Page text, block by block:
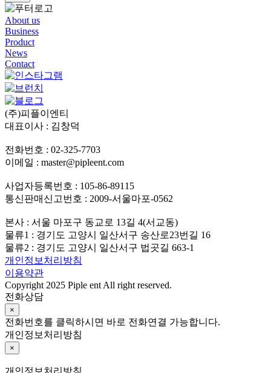
About us
Business
Product
News
Contact
(주)피플이엔티
대표이사 : 김창덕
전화번호 : 02-325-7703
이메일 : master@pipleent.com
사업자등록번호 : 105-86-89115
통신판매신고번호 : 2009-서울마포-0562
본사 : 서울 마포구 동교로 13길 4(서교동)
물류1 : 경기도 고양시 일산서구 송산로23번길 16
물류2 : 경기도 고양시 일산서구 법곳길 663-1
개인정보처리방침
이용약관
Copyright 2025 Piple ent All right reserved.
전화상담
×
전화번호를 클릭하시면 바로 전화연결 가능합니다.
개인정보처리방침
×
개인정보처리방침